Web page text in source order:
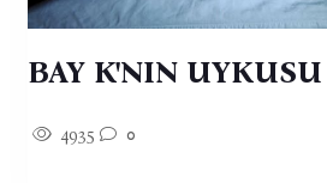
BAY K'NIN UYKUSU
4935 0